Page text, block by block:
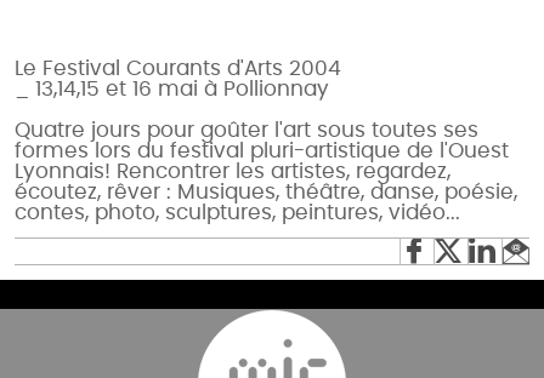
Le Festival Courants d'Arts 2004
_ 13,14,15 et 16 mai à Pollionnay
Quatre jours pour goûter l'art sous toutes ses
formes lors du festival pluri-artistique de l'Ouest
Lyonnais! Rencontrer les artistes, regardez,
écoutez, rêver : Musiques, théâtre, danse, poésie,
contes, photo, sculptures, peintures, vidéo...